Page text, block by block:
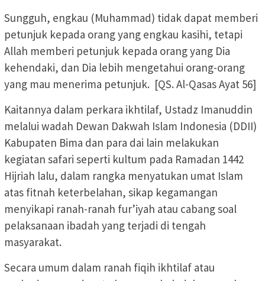
Sungguh, engkau (Muhammad) tidak dapat memberi
petunjuk kepada orang yang engkau kasihi, tetapi
Allah memberi petunjuk kepada orang yang Dia
kehendaki, dan Dia lebih mengetahui orang-orang
yang mau menerima petunjuk. [QS. Al-Qasas Ayat 56]
Kaitannya dalam perkara ikhtilaf, Ustadz Imanuddin
melalui wadah Dewan Dakwah Islam Indonesia (DDII)
Kabupaten Bima dan para dai lain melakukan
kegiatan safari seperti kultum pada Ramadan 1442
Hijriah lalu, dalam rangka menyatukan umat Islam
atas fitnah keterbelahan, sikap kegamangan
menyikapi ranah-ranah fur’iyah atau cabang soal
pelaksanaan ibadah yang terjadi di tengah
masyarakat.
Secara umum dalam ranah fiqih ikhtilaf atau